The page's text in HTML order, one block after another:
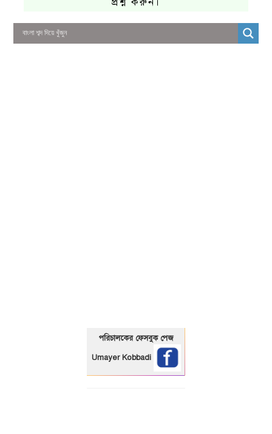
পরিচালকের ফেসবুক পেজ
Umayer Kobbadi